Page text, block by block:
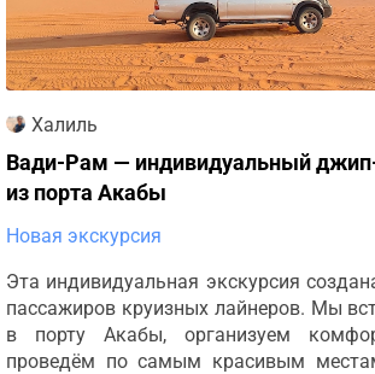
Халиль
Вади-Рам — индивидуальный
из порта Акабы
Новая экскурсия
Эта индивидуальная экскурсия
пассажиров круизных лайнеров. Мы
в порту Акабы, организуем
проведём по самым красивым